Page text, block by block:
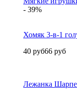
- 39%
Хомяк 3-в-1
40 руб66 руб
Лежанка